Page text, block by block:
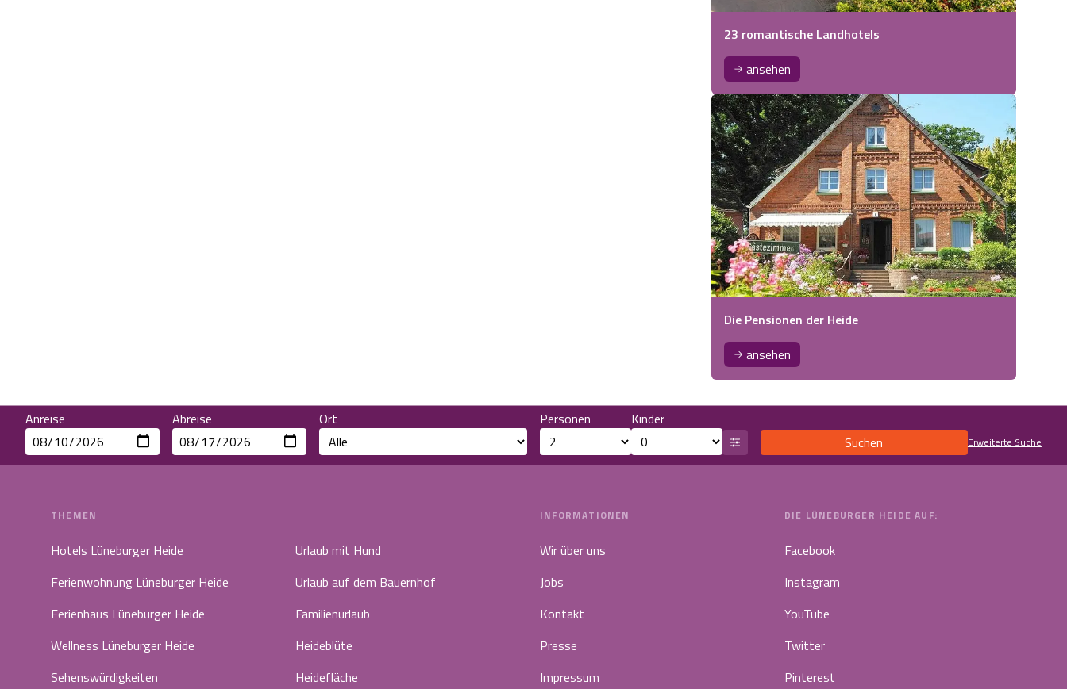
23 romantische Landhotels
ansehen
Die Pensionen der Heide
ansehen
Anreise Abreise Ort Personen
Kinder
Suchen
Erweiterte Suche
THEMEN
Hotels Lüneburger Heide
Ferienwohnung Lüneburger Heide
Ferienhaus Lüneburger Heide
Wellness Lüneburger Heide
Sehenswürdigkeiten
Urlaub mit Hund
Urlaub auf dem Bauernhof
Familienurlaub
Heideblüte
Heidefläche
INFORMATIONEN
Wir über uns
Jobs
Kontakt
Presse
Impressum
DIE LÜNEBURGER HEIDE AUF:
Facebook
Instagram
YouTube
Twitter
Pinterest